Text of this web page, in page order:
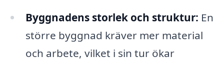
Byggnadens storlek och struktur: En
större byggnad kräver mer material
och arbete, vilket i sin tur ökar